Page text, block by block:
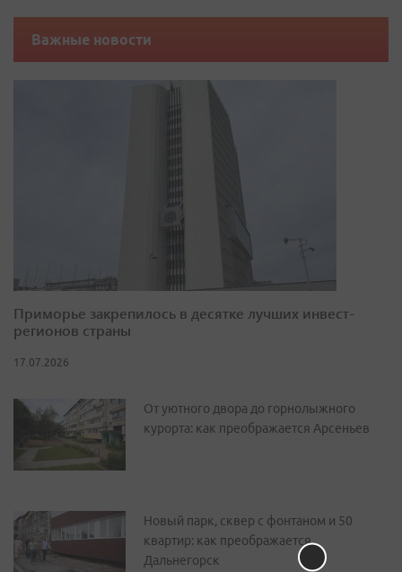
Важные новости
Приморье закрепилось в десятке лучших инвест-
регионов страны
17.07.2026
От уютного двора до горнолыжного
курорта: как преображается Арсеньев
Новый парк, сквер с фонтаном и 50
квартир: как преображается
Дальнегорск